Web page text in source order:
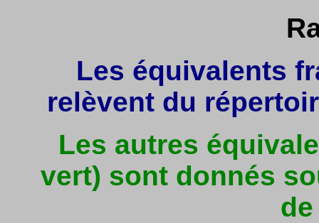
Les équivalents
relèvent du
Les autres
vert) sont donnés